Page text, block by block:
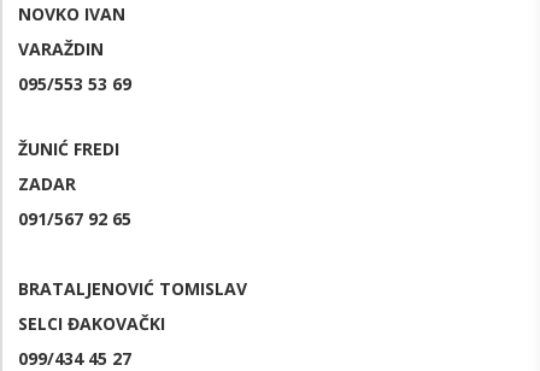
NOVKO IVAN
VARAŽDIN
095/553 53 69
ŽUNIĆ FREDI
ZADAR
091/567 92 65
BRATALJENOVIĆ TOMISLAV
SELCI ĐAKOVAČKI
099/434 45 27